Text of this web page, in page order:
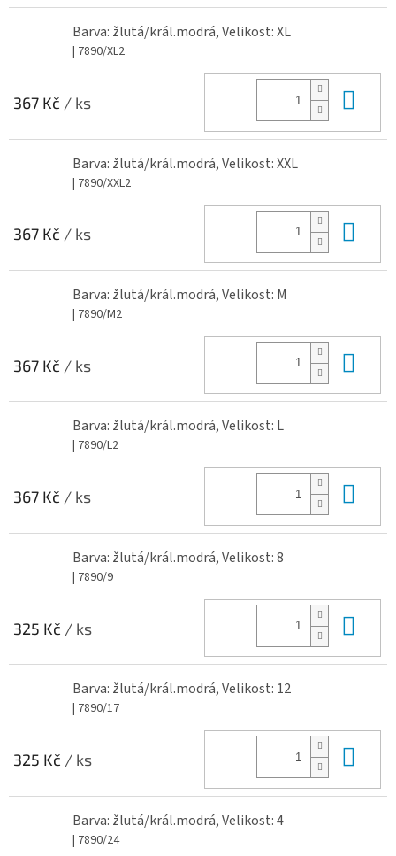
Barva: žlutá/král.modrá, Velikost: XL
| 7890/XL2
367 Kč / ks
Barva: žlutá/král.modrá, Velikost: XXL
| 7890/XXL2
367 Kč / ks
Barva: žlutá/král.modrá, Velikost: M
| 7890/M2
367 Kč / ks
Barva: žlutá/král.modrá, Velikost: L
| 7890/L2
367 Kč / ks
Barva: žlutá/král.modrá, Velikost: 8
| 7890/9
325 Kč / ks
Barva: žlutá/král.modrá, Velikost: 12
| 7890/17
325 Kč / ks
Barva: žlutá/král.modrá, Velikost: 4
| 7890/24